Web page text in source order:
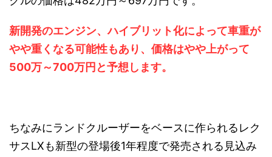
新開発のエンジン、ハイブリット化によって車重が
やや重くなる可能性もあり、価格はやや上がって
500万～700万円と予想します。
ちなみにランドクルーザーをベースに作られるレク
サスLXも新型の登場後1年程度で発売される見込み